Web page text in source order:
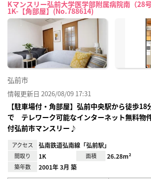
Kマンスリー弘前大学医学部附属病院南（28
1K-【角部屋】(No.788614)
弘前市
情報更新日 2026/08/09 17:31
【駐車場付・角部屋】弘前中央駅から徒歩18
で テレワーク可能なインターネット無料物
付弘前市マンスリー♪
アクセス 弘南鉄道弘南線「弘前駅」
間取り 1K 面積 26.28m²
築年数 2001年 3月 築